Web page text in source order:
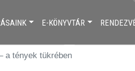
E-KÖNYVTÁR
a tények tükrében